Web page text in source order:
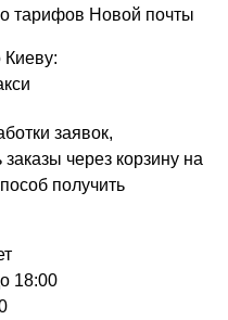
тарифов Новой почты
Киеву:
заявок,
через корзину на
получить
18:00